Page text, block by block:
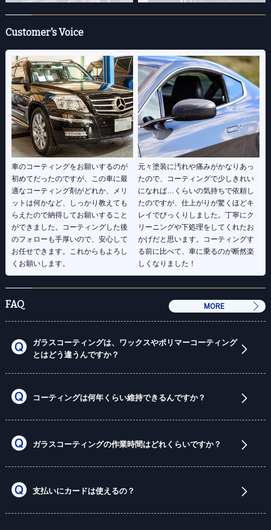
Customer's Voice
車のコーティングをお願いするのが
初めてだったのですが、この車に最
適なコーティング剤がどれか、メリ
ットは何かなど、しっかり教えても
らえたので納得してお願いすること
ができました。コーティングした後
のフォローも手厚いので、安心して
お任せできます。これからもよろし
くお願いします。
元々塗装に汚れや痛みがかなりあっ
たので、コーティングで少しきれい
になれば…くらいの気持ちで依頼し
たのですが、仕上がりが驚くほどキ
レイでびっくりしました。丁寧にク
リーニングや下処理をしてくれたお
かげだと思います。コーティングす
る前に比べて、車に乗るのが断然楽
しくなりました！
FAQ MORE
ガラスコーティングは、ワックスやポリマーコーティング
とはどう違うんですか？
コーティングは何年くらい維持できるんですか？
ガラスコーティングの作業時間はどれくらいですか？
支払いにカードは使えるの？